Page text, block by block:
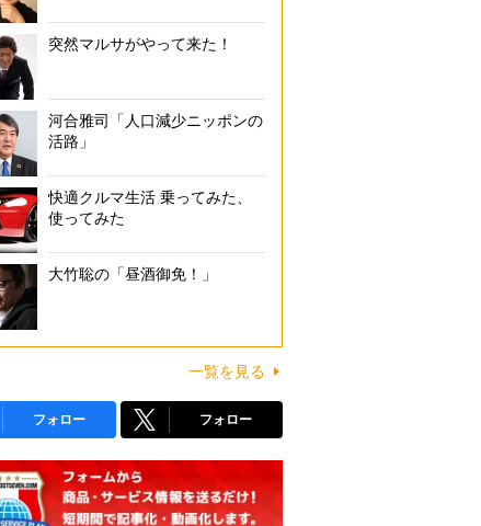
突然マルサがやって来た！
河合雅司「人口減少ニッポンの
活路」
快適クルマ生活 乗ってみた、
使ってみた
大竹聡の「昼酒御免！」
一覧を見る
フォロー フォロー